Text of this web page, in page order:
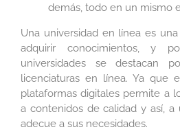
demás, todo en un mismo
Una universidad en línea es
adquirir conocimientos, y
universidades se destacan
licenciaturas en línea. Ya que
plataformas digitales permite a
a contenidos de calidad y así,
adecue a sus necesidades.